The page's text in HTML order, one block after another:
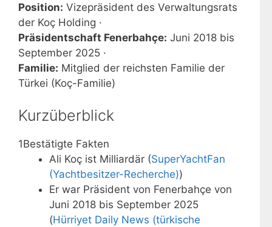
Position: Vizepräsident des Verwaltungsrats
der Koç Holding ·
Präsidentschaft Fenerbahçe: Juni 2018 bis
September 2025 ·
Familie: Mitglied der reichsten Familie der
Türkei (Koç-Familie)
Kurzüberblick
1Bestätigte Fakten
Ali Koç ist Milliardär (SuperYachtFan
(Yachtbesitzer-Recherche))
Er war Präsident von Fenerbahçe von
Juni 2018 bis September 2025
(Hürriyet Daily News (türkische